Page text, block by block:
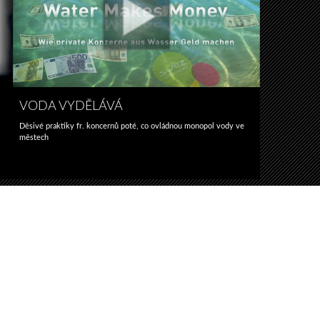
VODA VYDĚLÁVÁ
Děsivé praktiky fr. koncernů poté, co ovládnou monopol vody ve
městech